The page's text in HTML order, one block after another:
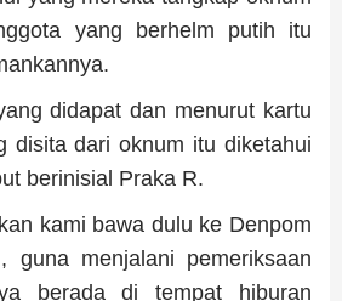
yang berhelm putih itu
didapat dan menurut kartu
disita dari oknum itu diketahui
berinisial Praka R.
kami bawa dulu ke Denpom
guna menjalani pemeriksaan
berada di tempat hiburan